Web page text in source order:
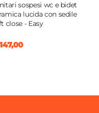
sospesi wc e bidet
lucida con sedile
close - Easy